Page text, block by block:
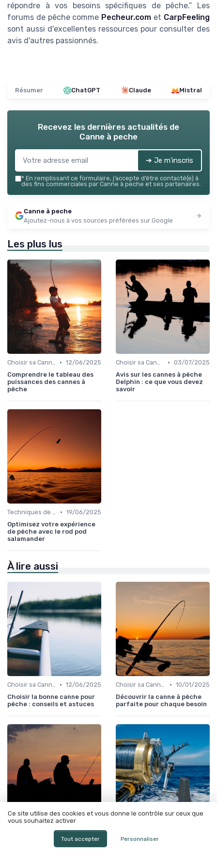
répondre à vos besoins spécifiques de pêche.” Les
forums de pêche comme Pecheur.com et CarpFeeling
sont aussi d'excellentes ressources pour consulter des
avis d'autres passionnés.
Résumer ChatGPT Claude Mistral
Recevez les dernières actualités de
Canne à peche
➔ Je m'inscris
* En remplissant ce formulaire, j’accepte d’être contacté(e) à
des fins commerciales par Canne à peche et ses partenaires.
Canne à peche
Ajoutez-nous à vos sources préférées sur Google
Les plus lus
Choisir sa Canne et son Équipement • 12/06/2025
Comprendre le tableau des
puissances des cannes à
pêche
Choisir sa Canne et son Équipement • 03/07/2025
Avis sur les cannes à pêche
Delphin : ce que vous devez
savoir
Techniques de Pêche • 19/06/2025
Optimisez votre expérience
de pêche avec le rod pod
salamander
À lire aussi
Choisir sa Canne et son Équipement • 12/06/2025
Choisir la bonne canne pour
pêche : conseils et astuces
Choisir sa Canne et son Équipement • 10/01/2025
Découvrir la canne à pêche
parfaite pour chaque besoin
Entretien de Canne à Pêche:
Préserver la Performance et
Maîtrisez l'Art de la Pêche
Ce site utilise des cookies et vous donne le contrôle sur ceux que
vous souhaitez activer
Tout accepter Personnaliser